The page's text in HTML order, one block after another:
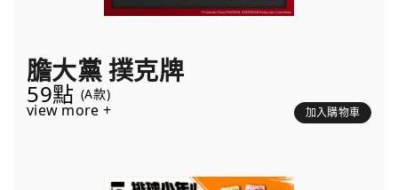
膽大黨 撲克牌
59點 (A款)
view more + 加入購物車